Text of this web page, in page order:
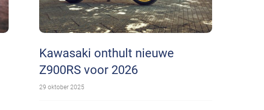
Kawasaki onthult nieuwe
Z900RS voor 2026
29 oktober 2025